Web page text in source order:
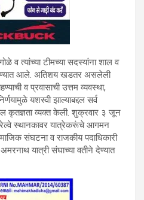
व त्यांच्या टीमच्या सदस्यांना शाल व
आले. अतिशय खडतर असलेली
व प्रवासाची उत्तम व्यवस्था,
यशस्वी झाल्याबद्दल सर्व
कृतज्ञता व्यक्त केली. शुक्रवार ३ जून
रेल्वे स्थानकावर यात्रेकरूंचे आगमन
संघटना व राजकीय पदाधिकारी
यात्री संघाच्या वतीने देण्यात